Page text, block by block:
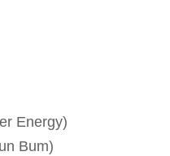
Energy)
Bum)